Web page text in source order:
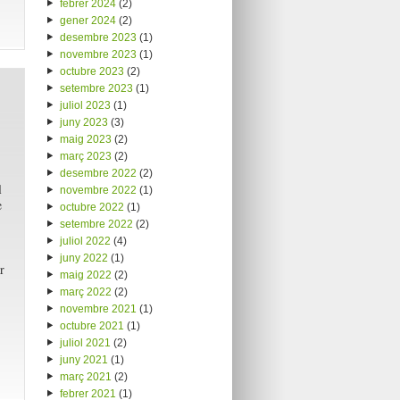
febrer 2024(2)
gener 2024(2)
desembre 2023(1)
novembre 2023(1)
octubre 2023(2)
setembre 2023(1)
juliol 2023(1)
juny 2023(3)
maig 2023(2)
març 2023(2)
desembre 2022 (2)
novembre 2022 (1)
octubre 2022 (1)
setembre 2022 (2)
juliol 2022 (4)
juny 2022 (1)
maig 2022 (2)
març 2022 (2)
novembre 2021 (1)
octubre 2021 (1)
juliol 2021 (2)
juny 2021 (1)
març 2021 (2)
febrer 2021 (1)